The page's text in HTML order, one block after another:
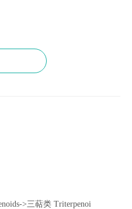
>三萜类 Triterpenoi